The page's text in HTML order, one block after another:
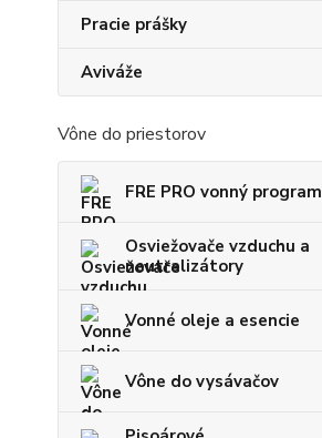
Pracie prášky
Aviváže
Vône do priestorov
FRE PRO vonný program
Osviežovače vzduchu a
neutralizátory
Vonné oleje a esencie
Vône do vysávačov